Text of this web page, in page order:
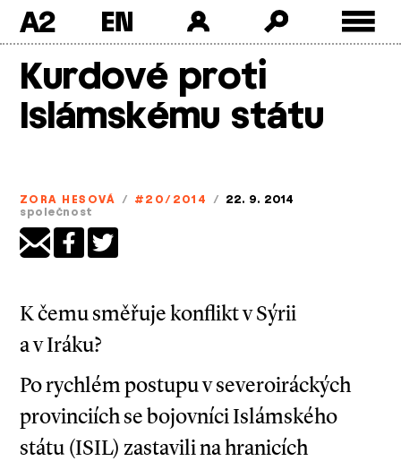
A2
Kurdové proti
Islámskému státu
ZORA HESOVÁ / #20/2014 / 22. 9. 2014
společnost
K čemu směřuje konflikt v Sýrii
a v Iráku?
Po rychlém postupu v severoiráckých
provinciích se bojovníci Islámského
státu (ISIL) zastavili na hranicích